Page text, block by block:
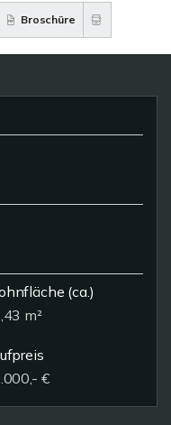
Broschüre
(ca.)
m²
€